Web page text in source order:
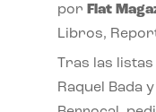
por Flat
Libros,
Tras las
Raquel Bada